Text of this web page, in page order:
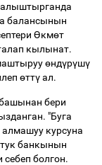
балансынын
Өкмөт
кылынат.
өндүрүшү
өттүал.
бери
"Буга
курсуна
банкынын
себеп болгон.